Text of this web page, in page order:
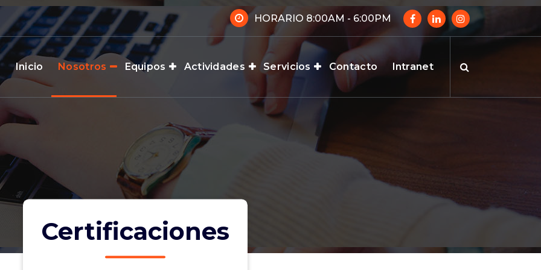
HORARIO 8:00AM - 6:00PM
Inicio Nosotros Equipos Actividades Servicios Contacto Intranet
Certificaciones